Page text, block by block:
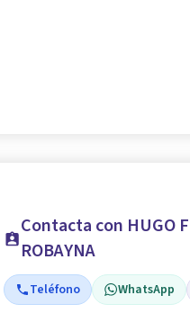
Contacta con HUGO
ROBAYNA
Teléfono WhatsApp